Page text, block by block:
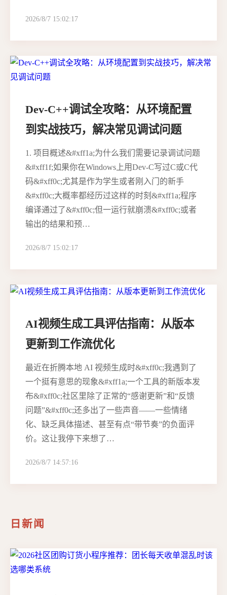
2026/8/7 15:02:17
Dev-C++调试全攻略：从环境配置
到实战技巧，解决常见调试问题
1. 项目概述&#xff1a;为什么我们需要记录调试问题
&#xff1f;如果你在Windows上用Dev-C写过C或C代
码&#xff0c;尤其是作为学生或者刚入门的新手
&#xff0c;大概率都经历过这样的时刻&#xff1a;程序
编译通过了&#xff0c;但一运行就崩溃&#xff0c;或者
输出的结果和预…
2026/8/7 15:02:17
AI视频生成工具评估指南：从版本
更新到工作流优化
最近在折腾本地 AI 视频生成时&#xff0c;我遇到了
一个挺有意思的现象&#xff1a;一个工具的新版本发
布&#xff0c;社区里除了正常的“感谢更新”和“反馈
问题”&#xff0c;还多出了一些声音——一些情绪
化、缺乏具体描述、甚至有点“带节奏”的负面评
价。这让我停下来想了…
2026/8/7 14:57:16
日新闻